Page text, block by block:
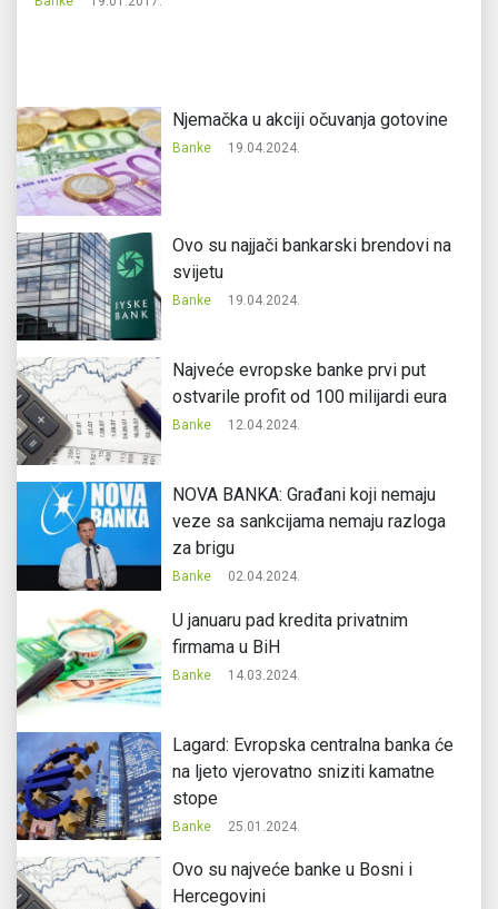
Njemačka u akciji očuvanja gotovine
Banke 19.04.2024.
Ovo su najjači bankarski brendovi na
svijetu
Banke 19.04.2024.
Najveće evropske banke prvi put
ostvarile profit od 100 milijardi eura
Banke 12.04.2024.
NOVA BANKA: Građani koji nemaju
veze sa sankcijama nemaju razloga
za brigu
Banke 02.04.2024.
U januaru pad kredita privatnim
firmama u BiH
Banke 14.03.2024.
Lagard: Evropska centralna banka će
na ljeto vjerovatno sniziti kamatne
stope
Banke 25.01.2024.
Ovo su najveće banke u Bosni i
Hercegovini